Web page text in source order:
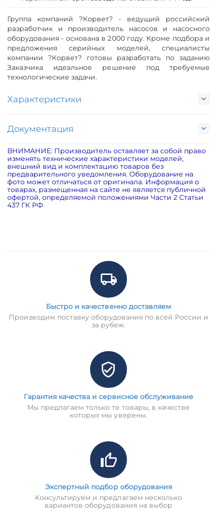
Группа компаний ?Корвет? - ведущий российский
разработчик и производитель насосов и насосного
оборудования - основана в 2000 году. Кроме подбора и
предложения серийных моделей, специалисты
компании ?Корвет? готовы разработать по заданию
Заказчика идеальное решение под требуемые
технологические задачи.
Характеристики
Документация
ВНИМАНИЕ: Производитель оставляет за собой право
изменять технические характеристики моделей,
внешний вид и комплектацию товаров без
предварительного уведомления. Оборудование на
фото может отличаться от оригинала. Информация о
товарах, размещенная на сайте не является публичной
офертой, определяемой положениями Части 2 Статьи
437 ГК РФ
Быстро и качественно доставляем
Производим поставку оборудования по всей России и
за рубеж.
Гарантия качества и сервисное обслуживание
Мы предлагаем только те товары, в качестве
которых мы уверены.
Экспертный подбор оборудования
Консультируем и предлагаем несколько
вариантов оборудования на выбор